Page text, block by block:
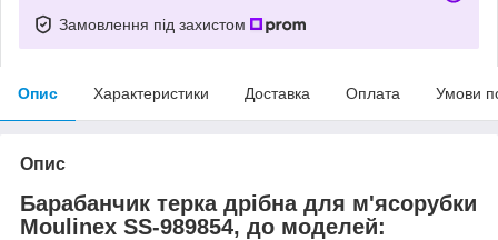
Замовлення під захистом
Опис Характеристики Доставка Оплата Умови
Опис
Барабанчик терка дрібна для м'ясорубки
Moulinex SS-989854, до моделей: